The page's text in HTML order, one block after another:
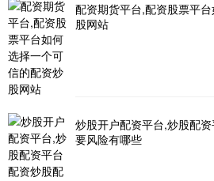
配资期货平台,配资股票平
股网站
炒股开户配资平台,炒股配
要风险有哪些